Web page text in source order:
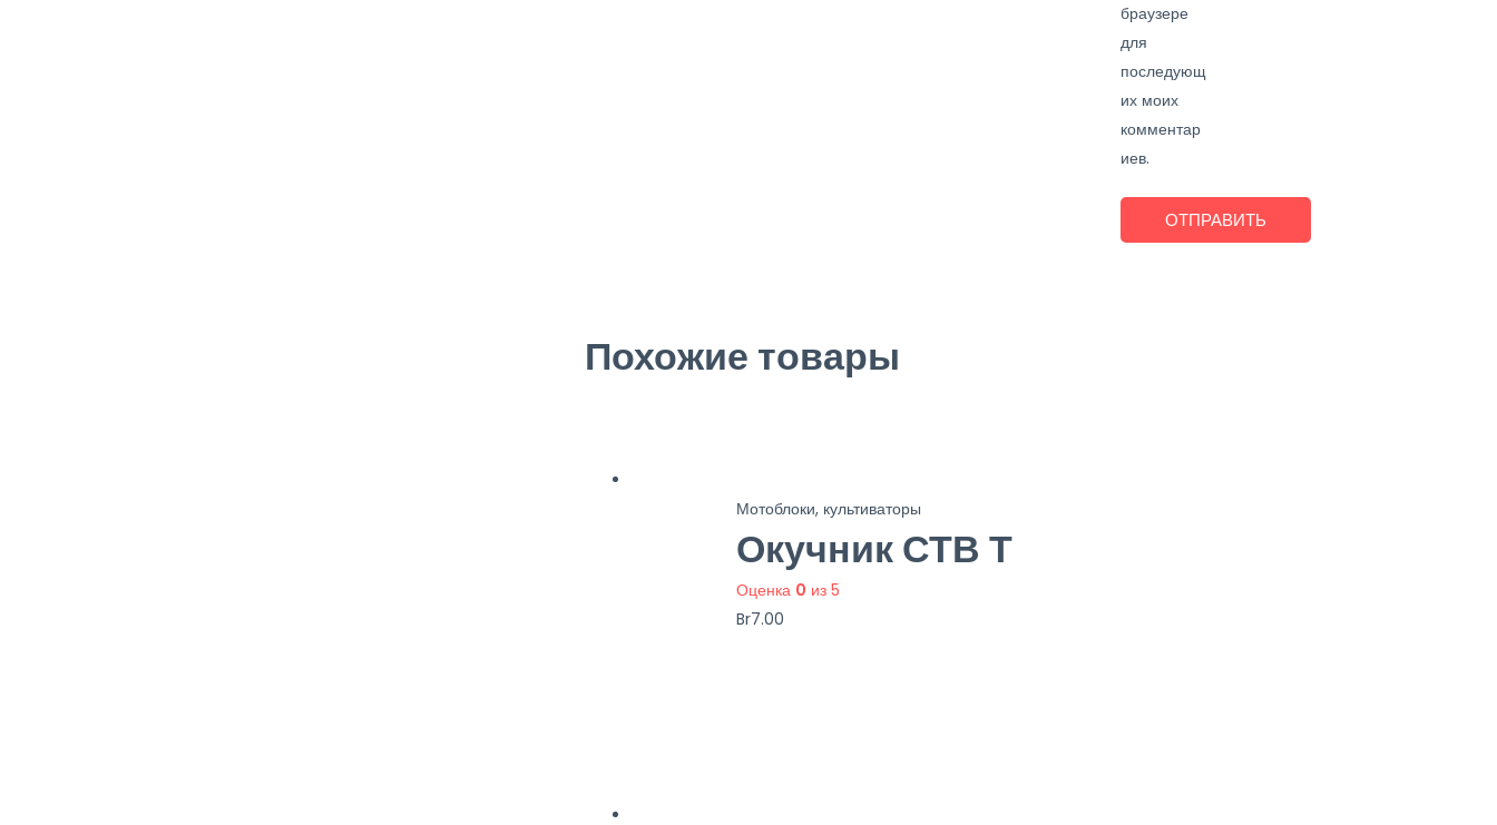
браузере
для
последующ
их моих
комментар
иев.
Похожие товары
Мотоблоки, культиваторы
Окучник СТВ Т
Оценка 0 из 5
Br7.00